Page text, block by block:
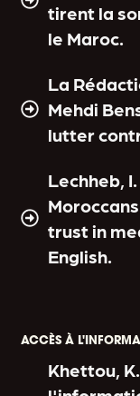
tirent la
le Maroc.
La
Mehdi
lutter
Lechheb,
trust in
English.
ACCÈS À
Khettou,